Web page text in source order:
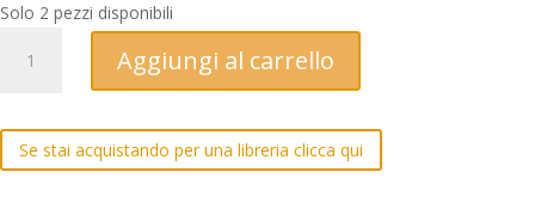
Solo 2 pezzi disponibili
L'albero
Il
fuoco
Aggiungi al carrello
Se stai acquistando per una libreria clicca qui